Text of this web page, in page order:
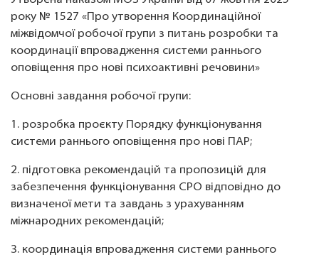
року № 1527 «Про утворення Координаційної
міжвідомчої робочої групи з питань розробки та
координації впровадження системи раннього
оповіщення про нові психоактивні речовини»
Основні завдання робочої групи:
1. розробка проєкту Порядку функціонування
системи раннього оповіщення про нові ПАР;
2. підготовка рекомендацій та пропозицій для
забезпечення функціонування СРО відповідно до
визначеної мети та завдань з урахуванням
міжнародних рекомендацій;
3. координація впровадження системи раннього